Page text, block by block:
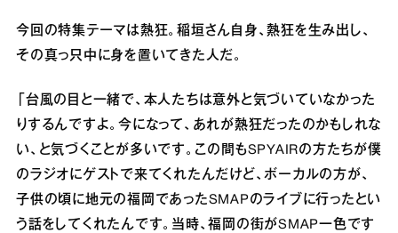
今回の特集テーマは熱狂。稲垣さん自身、熱狂を生み出し、
その真っ只中に身を置いてきた人だ。
「台風の目と一緒で、本人たちは意外と気づいていなかった
りするんですよ。今になって、あれが熱狂だったのかもしれな
い、と気づくことが多いです。この間もSPYAIRの方たちが僕
のラジオにゲストで来てくれたんだけど、ボーカルの方が、
子供の頃に地元の福岡であったSMAPのライブに行ったとい
う話をしてくれたんです。当時、福岡の街がSMAP一色です